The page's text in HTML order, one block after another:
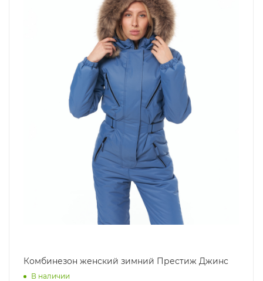
Комбинезон женский зимний Престиж Джинс
В наличии